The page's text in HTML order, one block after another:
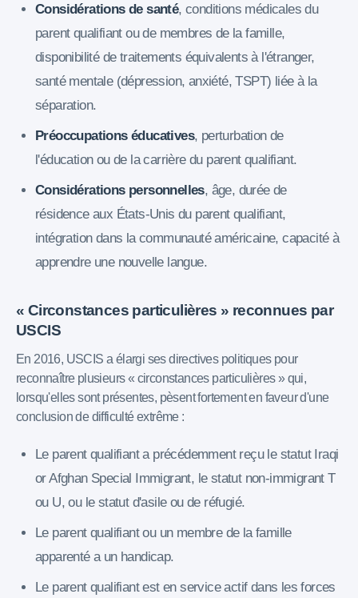
Considérations de santé, conditions médicales du
parent qualifiant ou de membres de la famille,
disponibilité de traitements équivalents à l'étranger,
santé mentale (dépression, anxiété, TSPT) liée à la
séparation.
Préoccupations éducatives, perturbation de
l'éducation ou de la carrière du parent qualifiant.
Considérations personnelles, âge, durée de
résidence aux États-Unis du parent qualifiant,
intégration dans la communauté américaine, capacité à
apprendre une nouvelle langue.
« Circonstances particulières » reconnues par
USCIS
En 2016, USCIS a élargi ses directives politiques pour
reconnaître plusieurs « circonstances particulières » qui,
lorsqu'elles sont présentes, pèsent fortement en faveur d'une
conclusion de difficulté extrême :
Le parent qualifiant a précédemment reçu le statut Iraqi
or Afghan Special Immigrant, le statut non-immigrant T
ou U, ou le statut d'asile ou de réfugié.
Le parent qualifiant ou un membre de la famille
apparenté a un handicap.
Le parent qualifiant est en service actif dans les forces